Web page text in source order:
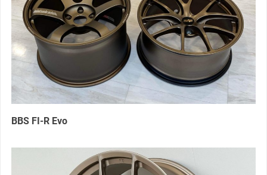
BBS FI-R Evo